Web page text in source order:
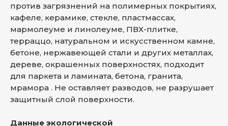
против загрязнений на полимерных покрытиях,
кафеле, керамике, стекле, пластмассах,
мармолеуме и линолеуме, ПВХ-плитке,
терраццо, натуральном и искусственном камне,
бетоне, нержавеющей стали и других металлах,
дереве, окрашенных поверхностях, подходит
для паркета и ламината, бетона, гранита,
мрамора . Не оставляет разводов, не разрушает
защитный слой поверхности.
Данные экологической